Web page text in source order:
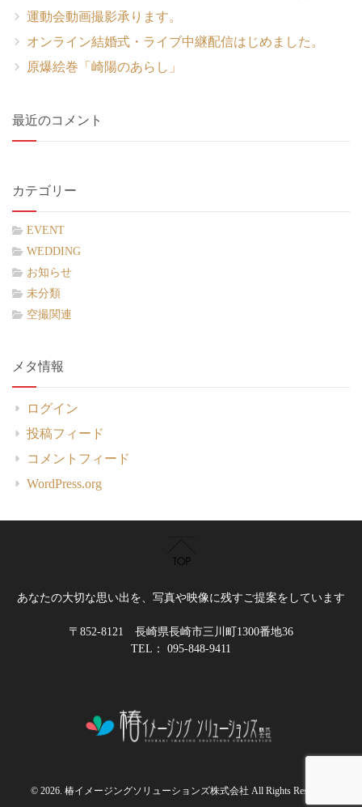
運動会動画撮影承ります。
オンライン結婚式・ライブ中継配信はじめました。
原爆絵巻「崎陽のあらし」
最近のコメント
カテゴリー
EVENT
WEDDING
お知らせ
未分類
空撮関連
メタ情報
ログイン
投稿フィード
コメントフィード
WordPress.org
あなたの大切な思い出を、写真や映像に残すご提案をしています
〒852-8121 長崎県長崎市三川町1300番地36
TEL： 095-848-9411
© 2026. 椿イメージングソリューションズ株式会社 All Rights Reserved.